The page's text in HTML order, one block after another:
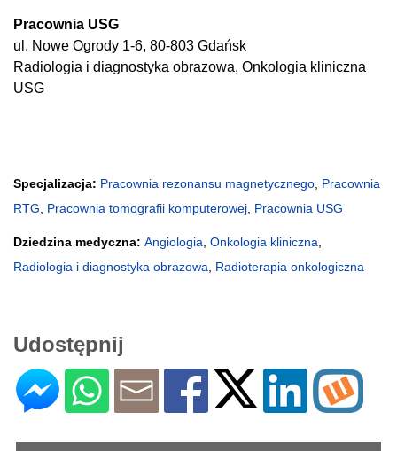
Pracownia USG
ul. Nowe Ogrody 1-6, 80-803 Gdańsk
Radiologia i diagnostyka obrazowa, Onkologia kliniczna
USG
Specjalizacja: Pracownia rezonansu magnetycznego Pracownia
RTG
Pracownia tomografii komputerowej Pracownia USG
Dziedzina medyczna: Angiologia Onkologia kliniczna
Radiologia i diagnostyka obrazowa
Radioterapia onkologiczna
Udostępnij